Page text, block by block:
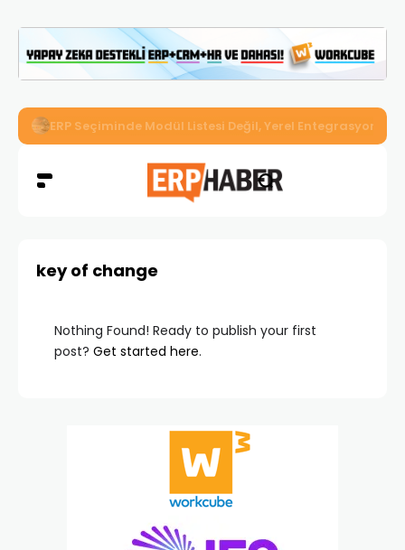
İkizler Aydınlatma, Workcube ERP ile Üretim, Satış ve
key of change
Nothing Found! Ready to publish your first
post? Get started here.